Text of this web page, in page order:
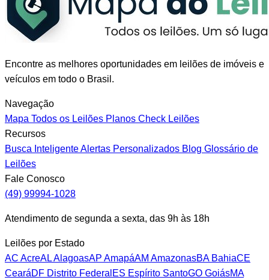
Encontre as melhores oportunidades em leilões de imóveis e
veículos em todo o Brasil.
Navegação
Mapa Todos os Leilões Planos Check Leilões
Recursos
Busca InteligenteAlertas Personalizados Blog Glossário de
Leilões
Fale Conosco
(49) 99994-1028
Atendimento de segunda a sexta, das 9h às 18h
Leilões por Estado
AC AcreALAlagoasAP AmapáAM AmazonasBABahiaCE
CearáDF Distrito Federal ES Espírito SantoGO GoiásMA